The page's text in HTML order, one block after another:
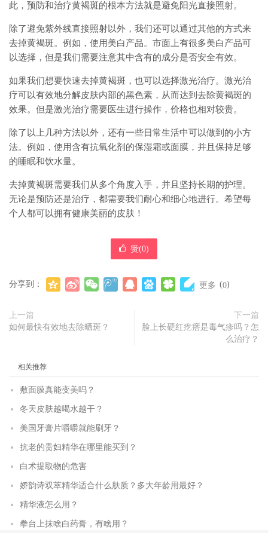
此，预防和治疗黄褐斑的根本方法就是避免阳光直接照射。
除了避免紫外线直接照射以外，我们还可以通过其他的方式来
去掉黄褐斑。例如，使用美白产品。市面上有很多美白产品可
以选择，但是我们需要注意其中含有的成分是否安全有效。
如果我们想要快速去掉黄褐斑，也可以选择激光治疗。激光治
疗可以有效地分解皮肤内部的黑色素，从而达到去除黄褐斑的
效果。但是激光治疗需要医生进行操作，价格也相对较贵。
除了以上几种方法以外，还有一些日常生活中可以做到的小方
法。例如，使用含有抗氧化剂的保湿霜或面膜，并且保持足够
的睡眠和饮水量。
去掉黄褐斑需要我们从多个角度入手，并且坚持长期的护理。
无论是预防还是治疗，都需要我们耐心和细心地进行。希望每
个人都可以拥有健康美丽的皮肤！
赞(0)
分享到： 更多 (0)
上一篇
如何最快有效地去除晒斑？
下一篇
脸上长硬红疙瘩是毒气疹吗？怎
么治疗？
相关推荐
敷面膜真能变美吗？
冬天皮肤越喝水越干？
美国牙膏片嚼嚼就能刷牙？
抗老的贵妇精华在哪里能买到？
白术提取物的危害
娇韵诗双萃精华适合什么肤质？多大年龄用最好？
精华液怎么用？
拳台上抹啥白药膏，有啥用？